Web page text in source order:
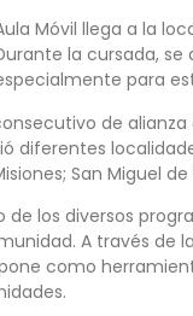
Móvil llega a la
la cursada,
para
de
diferentes
San Miguel
de los diversos
A través de
como